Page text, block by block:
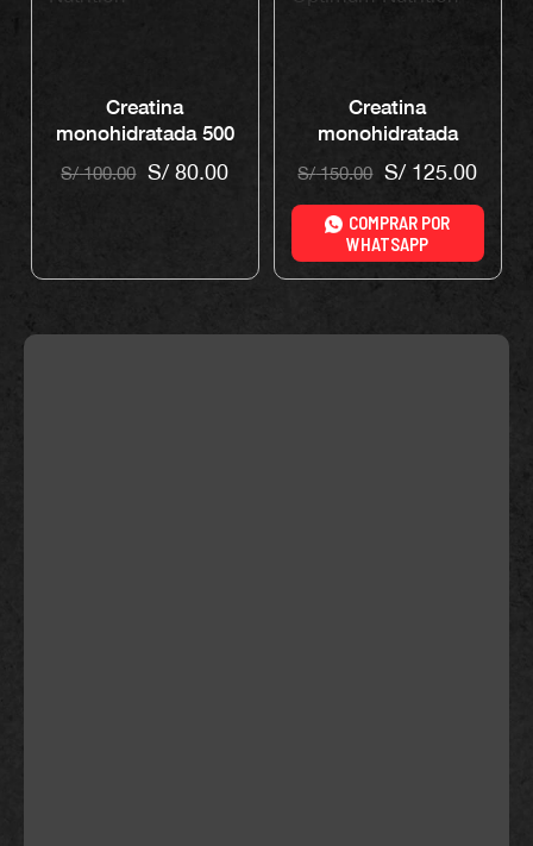
Creatina
monohidratada 500
gr – Universe
Nutrition
S/100.00 S/80.00
Creatina
monohidratada
Powder 300 gr –
Optimum Nutrition
S/150.00 S/125.00
COMPRAR POR
WHATSAPP